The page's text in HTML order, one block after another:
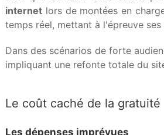
internet lors de montées en
temps réel, mettant à l'épreuve
Dans des scénarios de forte
impliquant une refonte totale du
Le coût caché de la gratuité
Les dépenses imprévues